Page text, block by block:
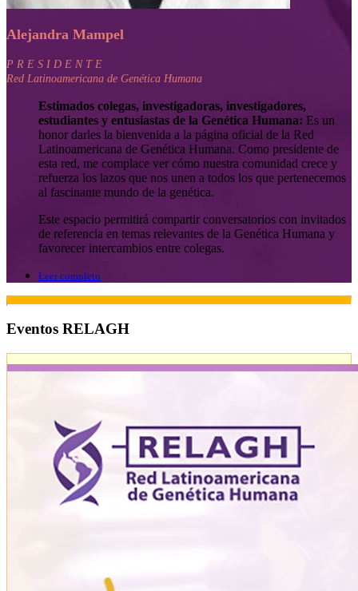
Alejandra Mampel
P R E S I D E N T E
Red Latinoamericana de Genética Humana
Estimados colegas, investigadoras, investigadores,
estudiantes y entusiastas de la Genética Humana: Es un
honor darles la bienvenida a la página oficial de la Red
Latinoamericana de Genética Humana. Como presidente de
esta red, me complace ver cómo nuestra comunidad crece y
refuerza los lazos que nos unen a todos los que pertenecemos
al fascinante mundo de la genética.
Este espacio permitirá compartir conversatorios con invitados
de referencia en temas relevantes de la Genética Humana y
favorecer intercambios entre colegas.
Leer completo
Eventos RELAGH